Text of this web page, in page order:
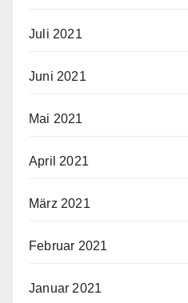
Juli 2021
Juni 2021
Mai 2021
April 2021
März 2021
Februar 2021
Januar 2021